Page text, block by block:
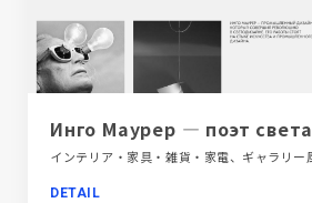
Инго Маурер — поэт света
DETAIL